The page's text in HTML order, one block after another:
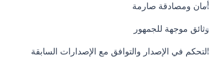
أمان ومصادقة صارمة
وثائق موجهة للجمهور
التحكم في الإصدار والتوافق مع الإصدارات السابقة